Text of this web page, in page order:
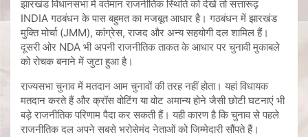
झारखंड विधानसभा में वर्तमान राजनीतिक स्थिति को देखें तो सत्तारूढ़
INDIA गठबंधन के पास बहुमत का मजबूत आधार है। गठबंधन में झारखंड
मुक्ति मोर्चा (JMM), कांग्रेस, राजद और अन्य सहयोगी दल शामिल हैं।
दूसरी ओर NDA भी अपनी राजनीतिक ताकत के आधार पर चुनावी मुकाबले
को रोचक बनाने में जुटा हुआ है।
राज्यसभा चुनाव में मतदान आम चुनावों की तरह नहीं होता। यहां विधायक
मतदान करते हैं और क्रॉस वोटिंग या वोट अमान्य होने जैसी छोटी घटनाएं भी
बड़े राजनीतिक परिणाम पैदा कर सकती हैं। यही कारण है कि चुनाव से पहले
राजनीतिक दल अपने सबसे भरोसेमंद नेताओं को जिम्मेदारी सौंपते हैं।